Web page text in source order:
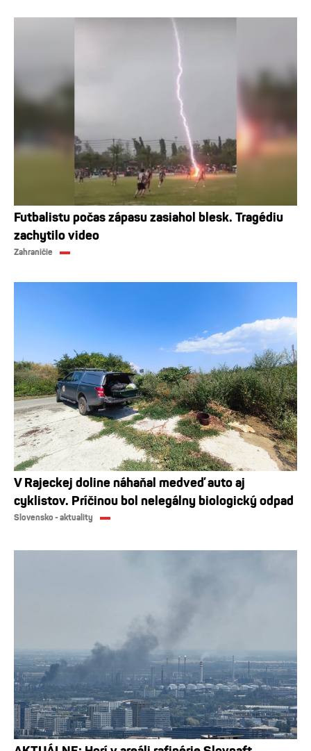
Futbalistu počas zápasu zasiahol blesk. Tragédiu
zachytilo video
Zahraničie
V Rajeckej doline náhaňal medveď auto aj
cyklistov. Príčinou bol nelegálny biologický odpad
Slovensko - aktuality